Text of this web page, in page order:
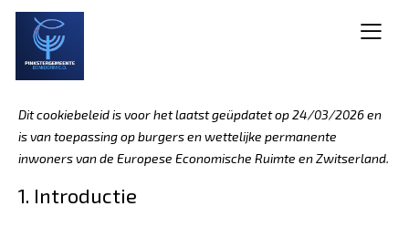
Dit cookiebeleid is voor het laatst geüpdatet op 24/03/2026 en
is van toepassing op burgers en wettelijke permanente
inwoners van de Europese Economische Ruimte en Zwitserland.
1. Introductie